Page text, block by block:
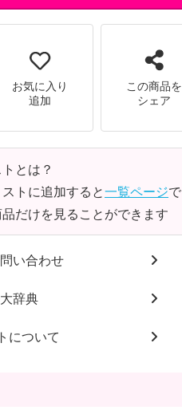
お気に入り
追加
この商品を
シェア
とは？
トに追加すると一覧ページで
だけを見ることができます
い合わせ
辞典
について